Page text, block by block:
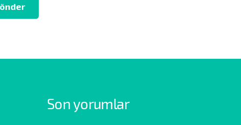
Son yorumlar